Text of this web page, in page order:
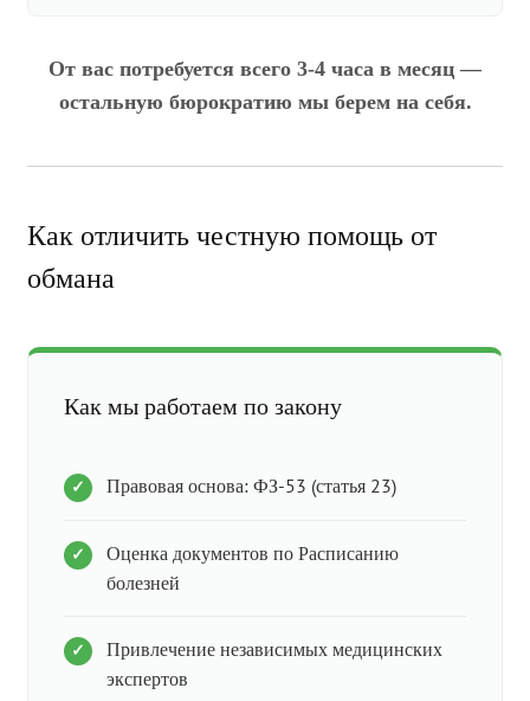
От вас потребуется всего 3-4 часа в месяц —
остальную бюрократию мы берем на себя.
Как отличить честную помощь от
обмана
Как мы работаем по закону
Правовая основа: ФЗ-53 (статья 23)
Оценка документов по Расписанию
болезней
Привлечение независимых медицинских
экспертов